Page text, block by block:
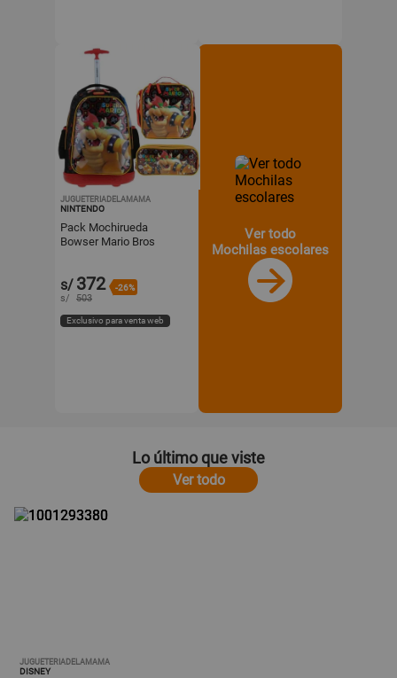
JUGUETERIADELAMAMA
NINTENDO
Pack Mochirueda
Bowser Mario Bros
s/ 372 -26%
s/ 503
Exclusivo para venta web
Ver todo
Mochilas escolares
Lo último que viste
Ver todo
JUGUETERIADELAMAMA
DISNEY